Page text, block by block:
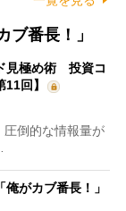
ブ番長！」
見極め術 投資コ
回】
倒的な情報量が
がカブ番長！」